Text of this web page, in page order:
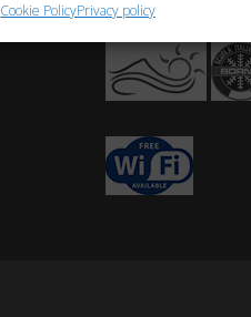
Cookie PolicyPrivacy policy